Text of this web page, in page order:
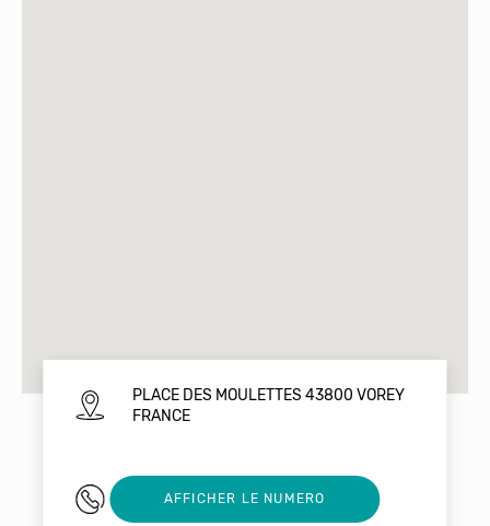
PLACE DES MOULETTES 43800 VOREY
FRANCE
04 71 03 79 24
AFFICHER LE NUMERO